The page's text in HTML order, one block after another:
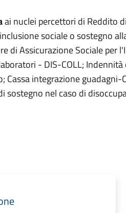
ai nuclei percettori di Reddito
sociale o sostegno
di Assicurazione Sociale per
- DIS-COLL;
Cassa integrazione
sostegno nel caso di